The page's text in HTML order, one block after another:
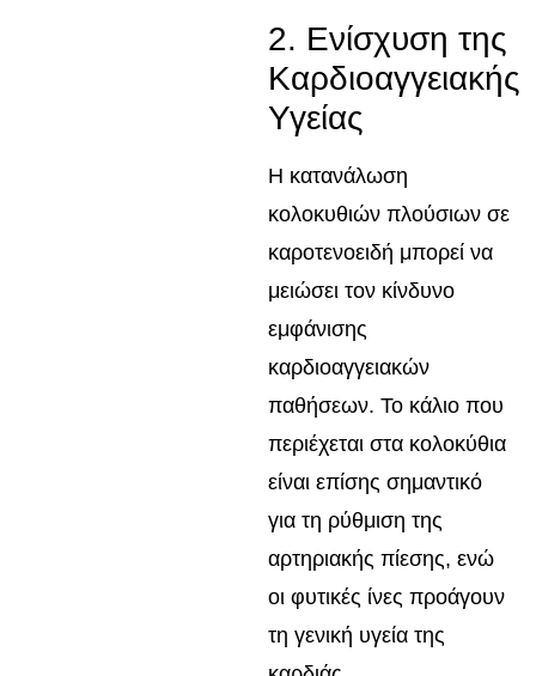
2. Ενίσχυση της
Καρδιοαγγειακής
Υγείας
Η κατανάλωση
κολοκυθιών πλούσιων σε
καροτενοειδή μπορεί να
μειώσει τον κίνδυνο
εμφάνισης
καρδιοαγγειακών
παθήσεων. Το κάλιο που
περιέχεται στα κολοκύθια
είναι επίσης σημαντικό
για τη ρύθμιση της
αρτηριακής πίεσης, ενώ
οι φυτικές ίνες προάγουν
τη γενική υγεία της